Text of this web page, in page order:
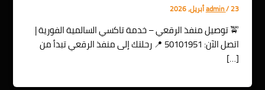
admin/23 أبريل، 2026
🚖 توصيل منفذ الرقعي – خدمة تاكسي السالمية الفورية |
اتصل الآن: 50101951 📍 رحلتك إلى منفذ الرقعي تبدأ من
[…]